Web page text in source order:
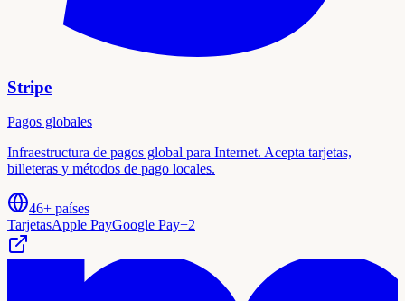
Stripe
Pagos globales
Infraestructura de pagos global para Internet. Acepta tarjetas,
billeteras y métodos de pago locales.
46+ países
TarjetasApple PayGoogle Pay+2